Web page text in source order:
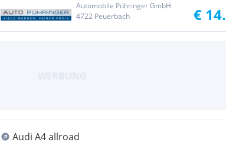
Automobile Pühringer GmbH
4722 Peuerbach
€
Audi A4 allroad